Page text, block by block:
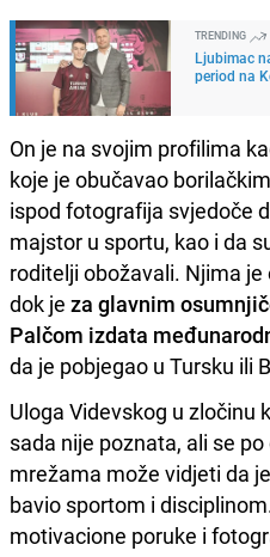
TRENDING
Ljubimac
period na
On je na svojim profilima
koje je obučavao
ispod fotografija svjedoče
majstor u sportu, kao i da
roditelji obožavali. Njima
dok je za glavnim
Palčom izdata
da je pobjegao u Tursku ili
Uloga Videvskog u zločinu
sada nije poznata, ali se
mrežama može vidjeti da
bavio sportom i
motivacione poruke i